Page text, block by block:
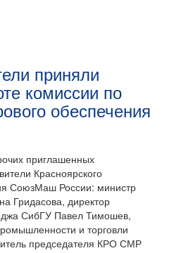
приняли
комиссии по
обеспечения
приглашенных
Красноярского
СоюзМаш России: министр
Гридасова, директор
СибГУ Павел Тимошев,
и торговли
председателя КРО СМР